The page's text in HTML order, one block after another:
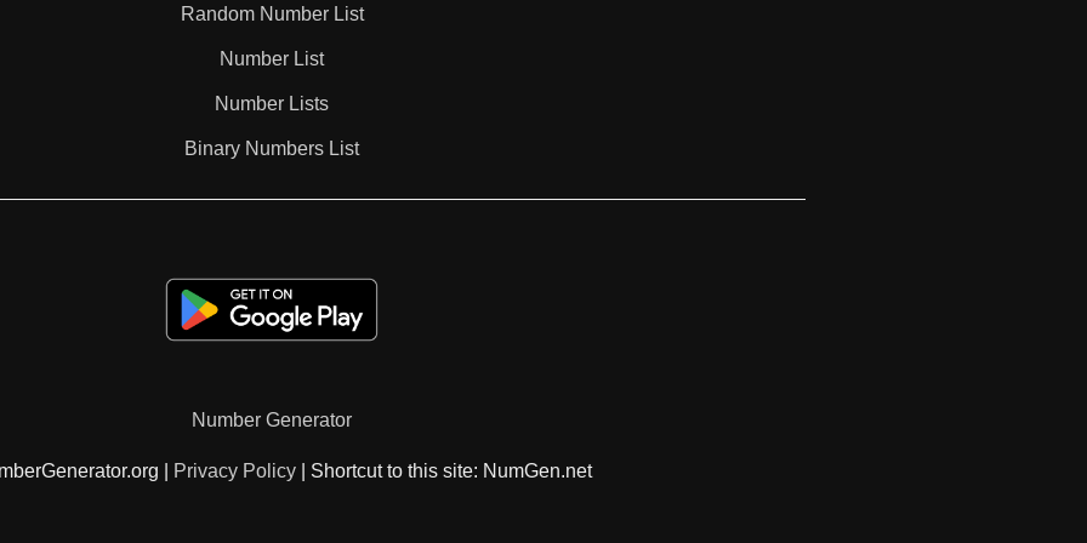
Random Number List
Number List
Number Lists
Binary Numbers List
Number Generator
| Privacy Policy| Shortcut to this site: NumGen.net